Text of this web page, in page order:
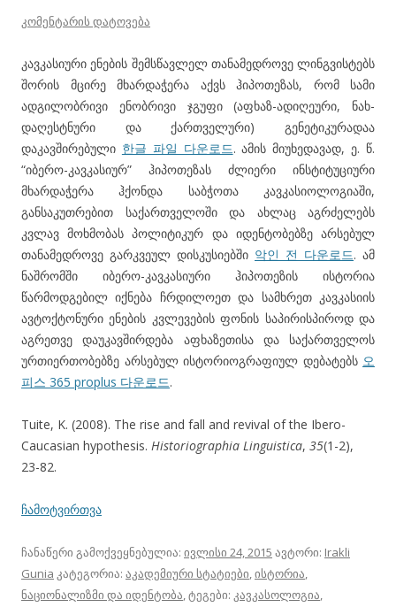
კომენტარის დატოვება
კავკასიური ენების შემსწავლელ თანამედროვე ლინგვისტებს
შორის მცირე მხარდაჭერა აქვს ჰიპოთეზას, რომ სამი
ადგილობრივი ენობრივი ჯგუფი (აფხაზ-ადიღეური, ნახ-
დაღესტნური და ქართველური) გენეტიკურადაა
დაკავშირებული 한글 파일 다운로드. ამის მიუხედავად, ე. წ.
“იბერო-კავკასიურ” ჰიპოთეზას ძლიერი ინსტიტუციური
მხარდაჭერა ჰქონდა საბჭოთა კავკასიოლოგიაში,
განსაკუთრებით საქართველოში და ახლაც აგრძელებს
კვლავ მოხმობას პოლიტიკურ და იდენტობებზე არსებულ
თანამედროვე გარკვეულ დისკუსიებში 악인 전 다운로드. ამ
ნაშრომში იბერო-კავკასიური ჰიპოთეზის ისტორია
წარმოდგებილ იქნება ჩრდილოეთ და სამხრეთ კავკასიის
ავტოქტონური ენების კვლევების ფონის საპირისპიროდ და
აგრეთვე დაუკავშირდება აფხაზეთისა და საქართველოს
ურთიერთობებზე არსებულ ისტორიოგრაფიულ დებატებს 오
피스 365 proplus 다운로드.
Tuite, K. (2008). The rise and fall and revival of the Ibero-
Caucasian hypothesis. Historiographia Linguistica, 35(1-2),
23-82.
ჩამოტვირთვა
ჩანაწერი გამოქვეყნებულია: ივლისი 24, 2015 ავტორი: Irakli
Gunia კატეგორია: აკადემიური სტატიები,ისტორია,
ნაციონალიზმი და იდენტობა, ტეგები: კავკასოლოგია,